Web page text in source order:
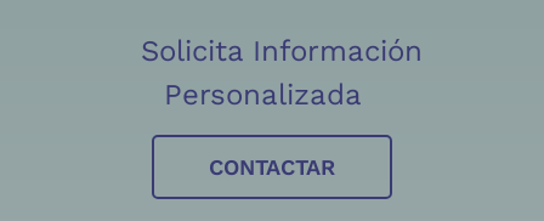
Solicita Información
Personalizada
CONTACTAR